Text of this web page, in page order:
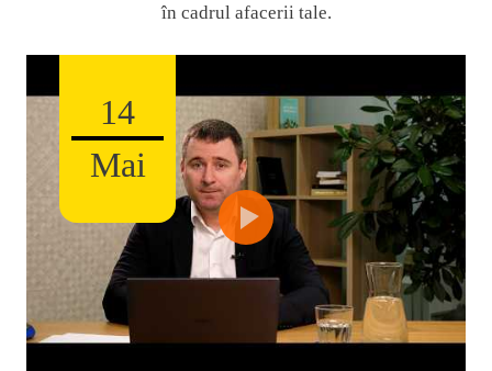
în cadrul afacerii tale.
14
Mai